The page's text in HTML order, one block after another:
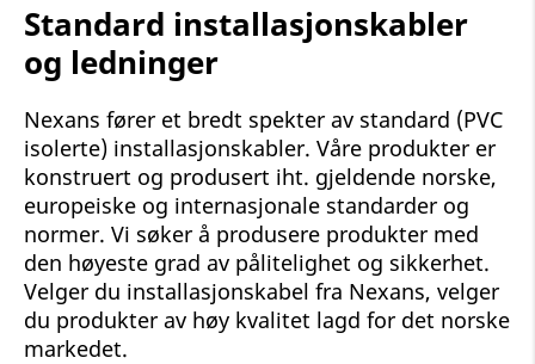
Standard installasjonskabler
og ledninger
Nexans fører et bredt spekter av standard (PVC
isolerte) installasjonskabler. Våre produkter er
konstruert og produsert iht. gjeldende norske,
europeiske og internasjonale standarder og
normer. Vi søker å produsere produkter med
den høyeste grad av pålitelighet og sikkerhet.
Velger du installasjonskabel fra Nexans, velger
du produkter av høy kvalitet lagd for det norske
markedet.